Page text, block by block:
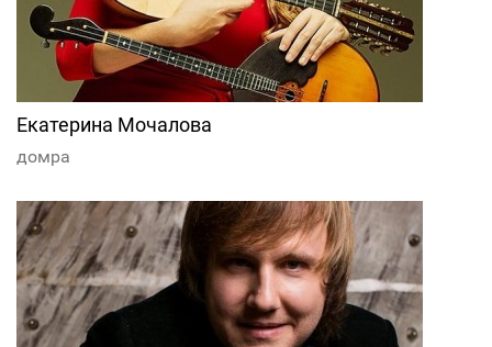
Екатерина Мочалова
домра